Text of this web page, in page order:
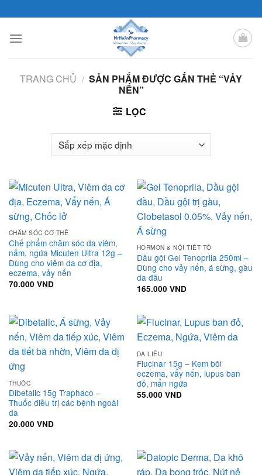
to
content
TRANG CHỦ / SẢN PHẨM ĐƯỢC GẮN THẺ “VẢY
NẾN”
LỌC
CHĂM SÓC CƠ THỂ
Chế phẩm chăm sóc da viêm,
nấm, ngứa Micuten Ultra 12g –
Dùng cho viêm da cơ địa,
eczema, vảy nến
70.000 VND
HORMON & NỘI TIẾT TỐ
Dầu gội Gel Tenoprila 250ml –
Dùng cho vảy nến, á sừng, gàu
da đầu
165.000 VND
THUỐC
Dibetalic 15g Traphaco –
Thuốc điều trị các bệnh ngoài
da
20.000 VND
DA LIỄU
Flucinar 15g – Kem bôi
eczema, vẩy nến, lupus ban
đỏ, mẩn ngứa
55.000 VND